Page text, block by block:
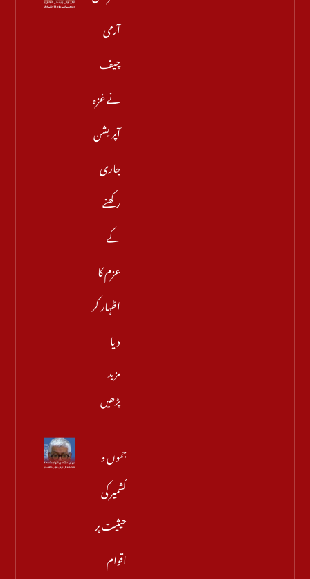
آرمی
چیف
نے غزہ
آپریشن
جاری
رکھنے
کے
عزم کا
اظہار کر
دیا
مزید
پڑھیں
جموں و
کشمیر کی
حیثیت پر
اقوام